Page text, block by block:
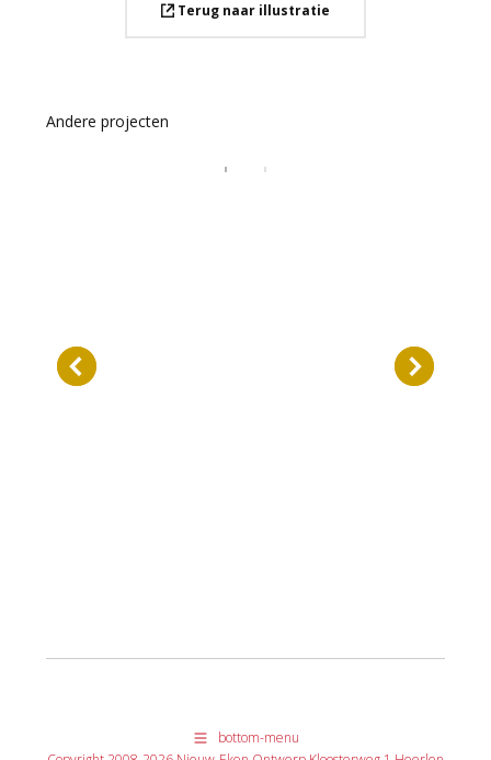
Terug naar illustratie
Andere projecten
bottom-menu